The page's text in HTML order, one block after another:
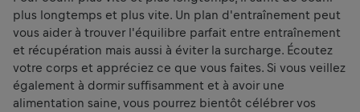
plus longtemps et plus vite. Un plan d'entraînement peut
vous aider à trouver l'équilibre parfait entre entraînement
et récupération mais aussi à éviter la surcharge. Écoutez
votre corps et appréciez ce que vous faites. Si vous veillez
également à dormir suffisamment et à avoir une
alimentation saine, vous pourrez bientôt célébrer vos